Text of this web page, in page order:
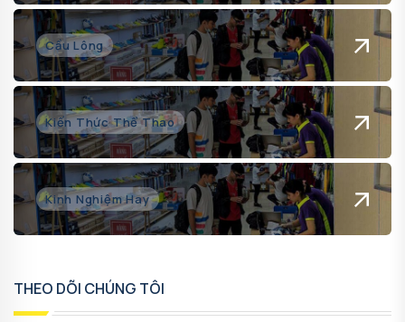
Cầu Lông
Kiến Thức Thể Thao
Kinh Nghiệm Hay
THEO DÕI CHÚNG TÔI